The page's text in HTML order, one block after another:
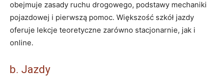
obejmuje zasady ruchu drogowego, podstawy mechaniki
pojazdowej i pierwszą pomoc. Większość szkół jazdy
oferuje lekcje teoretyczne zarówno stacjonarnie, jak i
online.
b. Jazdy